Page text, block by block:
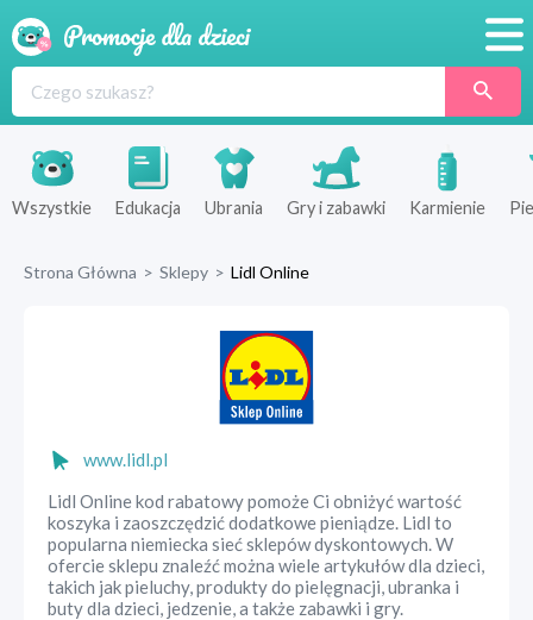
Produkty
Sklepy
Wszystkie Edukacja Ubrania Gry i zabawki Karmienie
Strona Główna > Sklepy > Lidl Online
www.lidl.pl
Lidl Online kod rabatowy pomoże Ci obniżyć wartość
koszyka i zaoszczędzić dodatkowe pieniądze. Lidl to
popularna niemiecka sieć sklepów dyskontowych. W
ofercie sklepu znaleźć można wiele artykułów dla dzieci,
takich jak pieluchy, produkty do pielęgnacji, ubranka i
buty dla dzieci, jedzenie, a także zabawki i gry.